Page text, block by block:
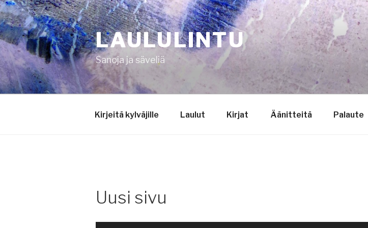
Siirry
sisältöön
LAULULINTU
Sanoja ja säveliä
Kirjeitä kylväjille Laulut Kirjat Äänitteitä Palaute
Uusi sivu